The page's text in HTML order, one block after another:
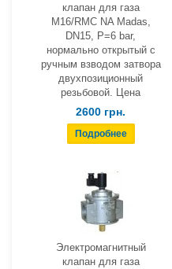
клапан для газа
M16/RMC NA Madas,
DN15, Р=6 bar,
нормально открытый с
ручным взводом затвора
двухпозиционный
резьбовой. Цена
2600 грн.
Электромагнитный
клапан для газа